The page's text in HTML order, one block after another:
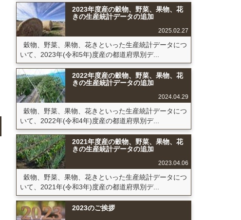
2023年度産の穀物、野菜、果物、花
きの生産統計データの追加
2025.02.27
穀物、野菜、果物、花きといった生産統計データにつ
いて、2023年(令和5年)度産の都道府県別デ...
2022年度産の穀物、野菜、果物、花
きの生産統計データの追加
2024.04.29
穀物、野菜、果物、花きといった生産統計データにつ
いて、2022年(令和4年)度産の都道府県別デ...
2021年度産の穀物、野菜、果物、花
きの生産統計データの追加
2023.04.06
穀物、野菜、果物、花きといった生産統計データにつ
いて、2021年(令和3年)度産の都道府県別デ...
2023のご挨拶